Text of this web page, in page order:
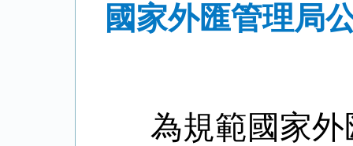
國家外匯管理局
為規範國家